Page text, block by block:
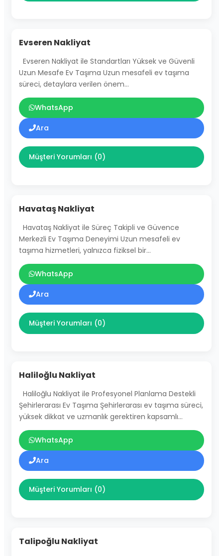
Evseren Nakliyat
Evseren Nakliyat ile Standartları Yüksek ve Güvenli
Uzun Mesafe Ev Taşıma Uzun mesafeli ev taşıma
süreci, detaylara verilen önem…
WhatsApp
Ara
Müşteri Yorumları (0)
Havataş Nakliyat
Havataş Nakliyat ile Süreç Takipli ve Güvence
Merkezli Ev Taşıma Deneyimi Uzun mesafeli ev
taşıma hizmetleri, yalnızca fiziksel bir…
WhatsApp
Ara
Müşteri Yorumları (0)
Haliloğlu Nakliyat
Haliloğlu Nakliyat ile Profesyonel Planlama Destekli
Şehirlerarası Ev Taşıma Şehirlerarası ev taşıma süreci,
yüksek dikkat ve uzmanlık gerektiren kapsamlı…
WhatsApp
Ara
Müşteri Yorumları (0)
Talipoğlu Nakliyat